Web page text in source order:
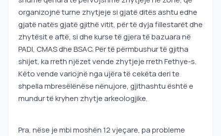
organizojnë turne zhytjeje si gjatë ditës ashtu edhe
gjatë natës gjatë gjithë vitit, për të dyja fillestarët dhe
zhytësit e aftë, si dhe kurse të gjera të bazuara në
PADI, CMAS dhe BSAC. Për të përmbushur të gjitha
shijet, ka rreth njëzet vende zhytjeje rreth Fethye-s.
Këto vende variojnë nga ujëra të cekëta deri te
shpella mbresëlënëse nënujore, gjithashtu është e
mundur të kryhen zhytje arkeologjike.
Pra, nëse je mbi moshën 12 vjeçare, pa probleme